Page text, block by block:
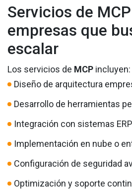
Servicios de
empresas que
escalar
Los servicios de MCP incluyen:
Diseño de arquitectura
Desarrollo de herramientas
Integración con sistemas
Implementación en nube o
Configuración de seguridad
Optimización y soporte